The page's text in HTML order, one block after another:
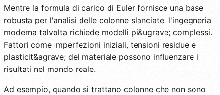
Mentre la formula di carico di Euler fornisce una base
robusta per l'analisi delle colonne slanciate, l'ingegneria
moderna talvolta richiede modelli pi&ugrave; complessi.
Fattori come imperfezioni iniziali, tensioni residue e
plasticit&agrave; del materiale possono influenzare i
risultati nel mondo reale.
Ad esempio, quando si trattano colonne che non sono